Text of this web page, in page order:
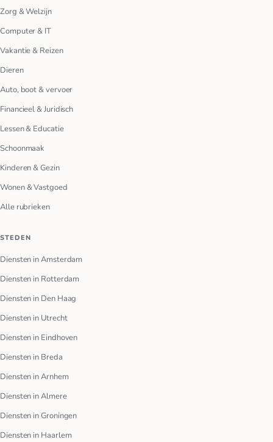
Zorg & Welzijn
Computer & IT
Vakantie & Reizen
Dieren
Auto, boot & vervoer
Financieel & Juridisch
Lessen & Educatie
Schoonmaak
Kinderen & Gezin
Wonen & Vastgoed
Alle rubrieken
STEDEN
Diensten in Amsterdam
Diensten in Rotterdam
Diensten in Den Haag
Diensten in Utrecht
Diensten in Eindhoven
Diensten in Breda
Diensten in Arnhem
Diensten in Almere
Diensten in Groningen
Diensten in Haarlem